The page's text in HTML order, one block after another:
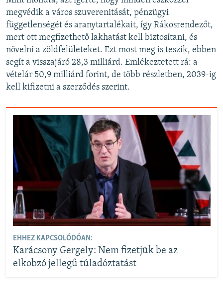
megvédik a város szuverenitását, pénzügyi
függetlenségét és aranytartalékait, így Rákosrendezőt,
mert ott megfizethető lakhatást kell biztosítani, és
növelni a zöldfelületeket. Ezt most meg is teszik, ebben
segít a visszajáró 28,3 milliárd. Emlékeztetett rá: a
vételár 50,9 milliárd forint, de több részletben, 2039-ig
kell kifizetni a szerződés szerint.
EHHEZ KAPCSOLÓDÓAN:
Karácsony Gergely: Nem fizetjük be az
elkobzó jellegű túladóztatást